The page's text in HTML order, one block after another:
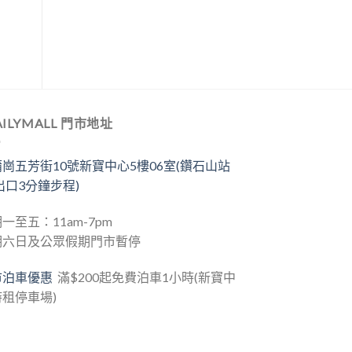
門市地址
五芳街10號新寶中心5樓06室(鑽石山站
口3分鐘步程)
至五：11am-7pm
六日及公眾假期門市暫停
車優惠 滿$200起免費泊車1小時(新寶中
停車場)